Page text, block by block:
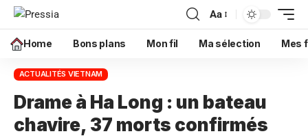
Aa
Home Bons plans Mon fil Ma sélection Mes
ACTUALITÉS VIETNAM
Drame à Ha Long : un bateau
chavire, 37 morts confirmés